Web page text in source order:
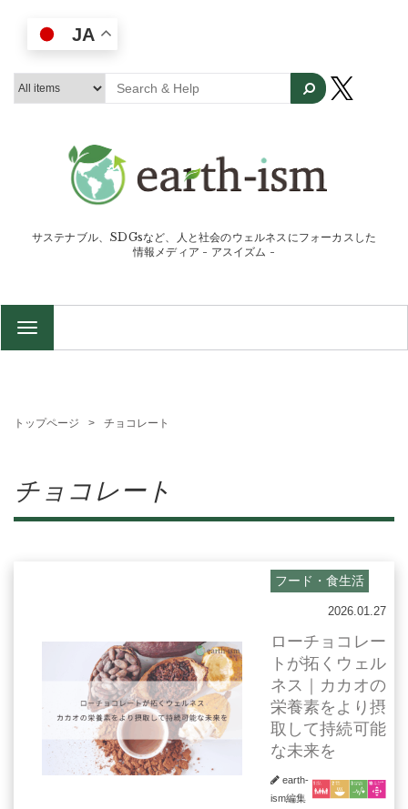
サステナブル、SDGsなど、人と社会のウェルネスにフォーカスした
情報メディア - アスイズム -
TOGGLE
トップページ チョコレート
チョコレート
フード・食生活
2026.01.27
ローチョコレー
トが拓くウェル
ネス｜カカオの
栄養素をより摂
取して持続可能
な未来を
earth-
ism編集
JA